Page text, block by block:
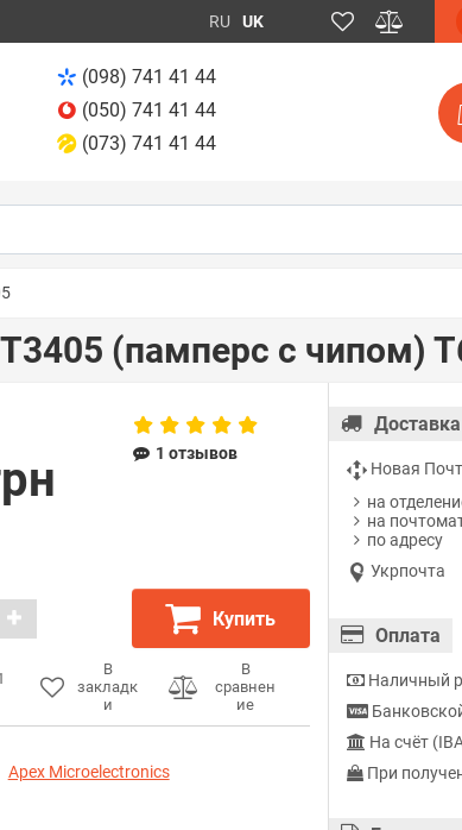
RU UK
(098) 741 41 44
(050) 741 41 44
(073) 741 41 44
(памперс с чипом)
1 отзывов
Купить
В
закладк
и
В
сравнен
ие
Apex Microelectronics
Доставка
Новая
на
на
по адресу
Укрпочта
Оплата
Наличный
На счёт
При